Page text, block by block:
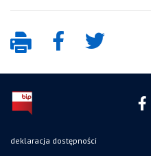
deklaracja dostępności